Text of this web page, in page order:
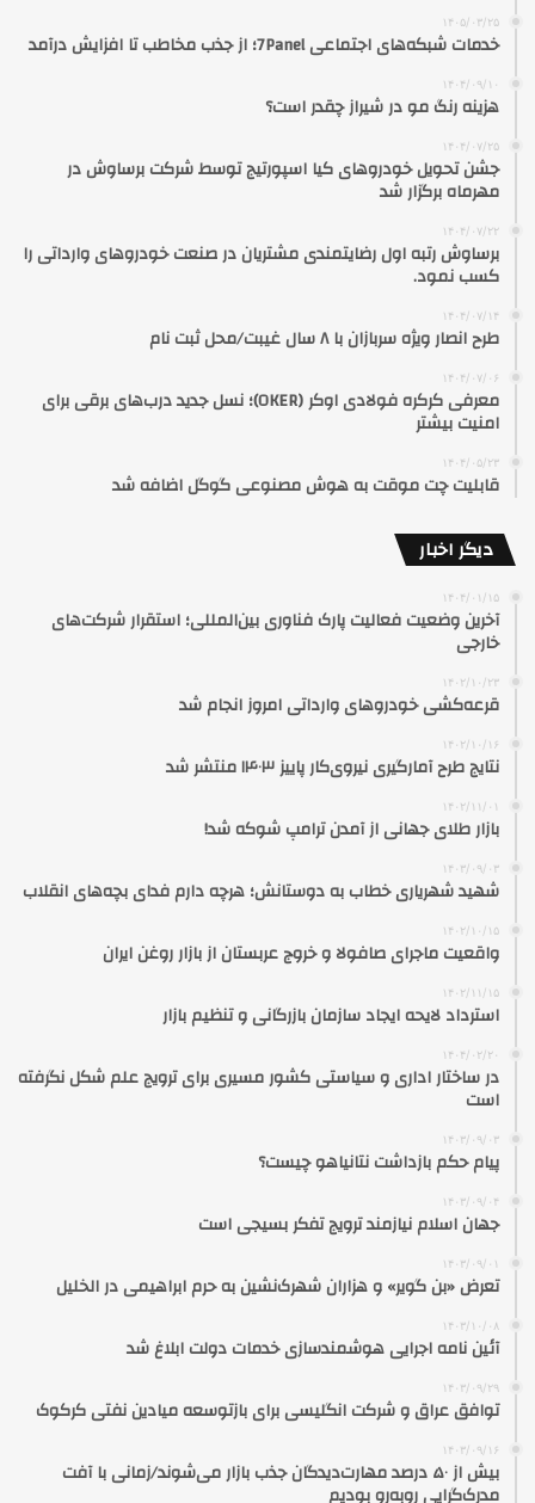
۱۴۰۵/۰۳/۲۵
خدمات شبکه‌های اجتماعی 7Panel؛ از جذب مخاطب تا افزایش درآمد
۱۴۰۴/۰۹/۱۰
هزینه رنگ مو در شیراز چقدر است؟
۱۴۰۴/۰۷/۲۵
جشن تحویل خودروهای کیا اسپورتیج توسط شرکت برساوش در
مهرماه برگزار شد
۱۴۰۴/۰۷/۲۲
برساوش رتبه اول رضایتمندی مشتریان در صنعت خودروهای وارداتی را
کسب نمود.
۱۴۰۴/۰۷/۱۴
طرح انصار ویژه سربازان با ۸ سال غیبت/محل ثبت نام
۱۴۰۴/۰۷/۰۶
معرفی کرکره فولادی اوکر (OKER)؛ نسل جدید درب‌های برقی برای
امنیت بیشتر
۱۴۰۴/۰۵/۲۳
قابلیت چت موقت به هوش مصنوعی گوگل اضافه شد
دیگر اخبار
۱۴۰۴/۰۱/۱۵
آخرین وضعیت فعالیت پارک فناوری بین‌المللی؛ استقرار شرکت‌های
خارجی‌
۱۴۰۲/۱۰/۲۳
قرعه‌کشی خودروهای وارداتی امروز انجام شد
۱۴۰۲/۱۰/۱۶
نتایج طرح آمارگیری نیروی‌کار پاییز ۱۴۰۳ منتشر شد
۱۴۰۲/۱۱/۰۱
بازار طلای جهانی از آمدن ترامپ شوکه شد!
۱۴۰۳/۰۹/۰۳
شهید شهریاری خطاب به دوستانش؛ هرچه دارم فدای بچه‌های انقلاب
۱۴۰۲/۱۰/۱۵
واقعیت ماجرای صافولا و خروج عربستان از بازار روغن ایران
۱۴۰۲/۱۱/۱۵
استرداد لایحه ایجاد سازمان بازرگانی و تنظیم بازار
۱۴۰۴/۰۲/۲۰
در ساختار اداری و سیاستی کشور مسیری برای ترویج علم شکل نگرفته
است
۱۴۰۳/۰۹/۰۳
پیام حکم بازداشت نتانیاهو چیست؟
۱۴۰۳/۰۹/۰۴
جهان اسلام نیازمند ترویج تفکر بسیجی است
۱۴۰۳/۰۹/۰۱
تعرض «بن گویر» و هزاران شهرک‌نشین به حرم ابراهیمی در الخلیل
۱۴۰۳/۱۰/۰۸
آئین نامه اجرایی هوشمندسازی خدمات دولت ابلاغ شد
۱۴۰۳/۰۹/۲۹
توافق عراق و شرکت انگلیسی برای بازتوسعه میادین نفتی کرکوک
۱۴۰۳/۰۹/۱۶
بیش از ۵۰ درصد مهارت‌دیدگان جذب بازار می‌شوند/زمانی با آفت
مدرک‌گرایی روبه‌رو بودیم